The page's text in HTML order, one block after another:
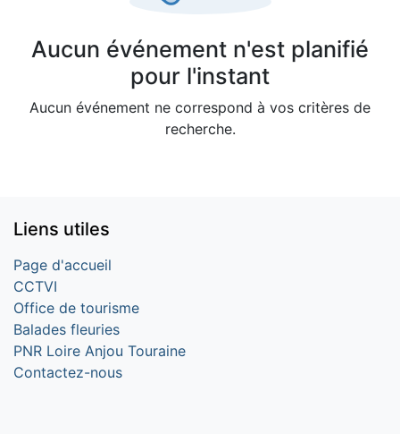
Aucun événement n'est planifié
pour l'instant
Aucun événement ne correspond à vos critères de
recherche.
Liens utiles
Page d'accueil
CCTVI
Office de tourisme
Balades fleuries
PNR Loire Anjou Touraine
Contactez-nous